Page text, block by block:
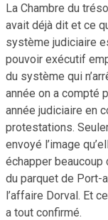
La Chambre du
avait déjà dit et ce
système judiciaire
pouvoir exécutif
du système qui
année on a compté
année judiciaire en
protestations.
envoyé l’image
échapper
du parquet de Port-
l’affaire Dorval. Et
a tout confirmé.